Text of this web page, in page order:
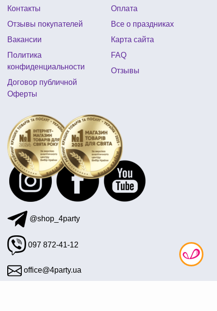
товары для праздника интернет магазин
паутина на хэллоуин купить
новогодние галстуки купить
день рождения новорожденного
интернет магазин для праздника
скелет на хэллоуин
Контакты
Отзывы покупателей
Вакансии
Политика
конфиденциальности
Договор публичной
Оферты
Оплата
Все о праздниках
Карта сайта
FAQ
Отзывы
@shop_4party
097 872-41-12
office@4party.ua